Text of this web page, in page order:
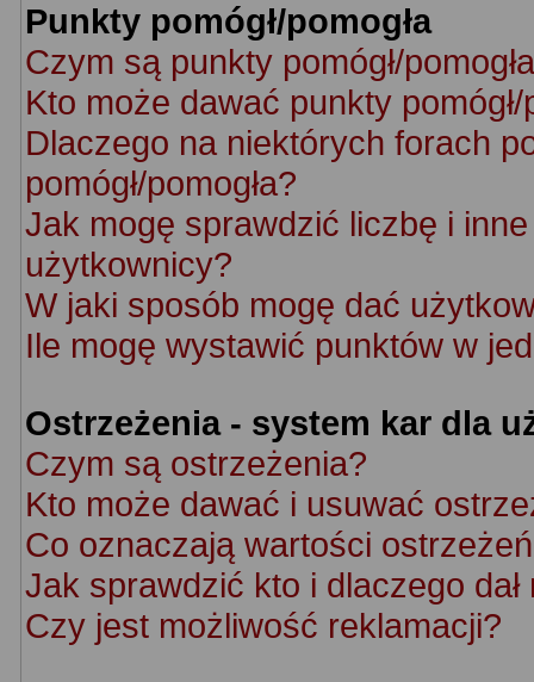
Punkty pomógł/pomogła
Czym są punkty pomógł/
Kto może dawać punkty pomógł/
Dlaczego na niektórych forach
pomógł/pomogła?
Jak mogę sprawdzić liczbę i
użytkownicy?
W jaki sposób mogę dać
Ile mogę wystawić punktów w
Ostrzeżenia - system kar dla
Czym są ostrzeżenia?
Kto może dawać i usuwać
Co oznaczają wartości
Jak sprawdzić kto i dlaczego
Czy jest możliwość reklamacji?